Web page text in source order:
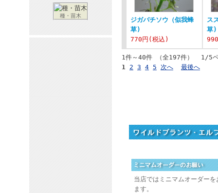
種・苗木
ジガバチソウ（似我蜂
草)
770円 (税込)
ス
草)
1件～40件 （全197件） 1/5
1 2 3 4 5 次へ 最後へ
当店ではミニマムオーダー
ます。